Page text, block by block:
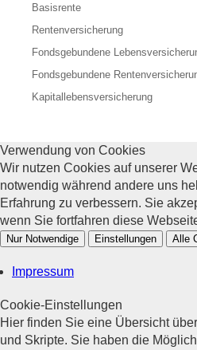
Basisrente
Rentenversicherung
Fondsgebundene
Fondsgebundene
Kapitallebensversicherung
Verwendung von Cookies
Wir nutzen Cookies auf unserer
notwendig während andere uns
Erfahrung zu verbessern. Sie
wenn Sie fortfahren diese
Nur Notwendige Einstellungen Alle
Impressum
Cookie-Einstellungen
Hier finden Sie eine Übersicht
und Skripte. Sie haben die